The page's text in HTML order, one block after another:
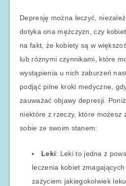
Depresję można leczyć,
dotyka ona mężczyzn, czy
na fakt, że kobiety są w
lub różnymi czynnikami, które
wystąpienia u nich zaburzeń
podjąć pilne kroki medyczne,
zauważać objawy depresji.
niektóre z rzeczy, które możesz
sobie ze swoim stanem:
Leki: Leki to jedna z
leczenia kobiet
zażyciem jakiegokolwiek